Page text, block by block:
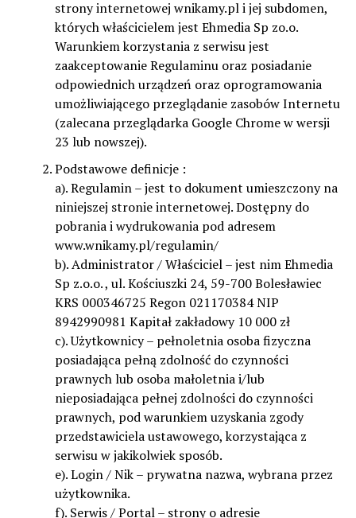
strony internetowej wnikamy.pl i jej subdomen,
których właścicielem jest Ehmedia Sp zo.o.
Warunkiem korzystania z serwisu jest
zaakceptowanie Regulaminu oraz posiadanie
odpowiednich urządzeń oraz oprogramowania
umożliwiającego przeglądanie zasobów Internetu
(zalecana przeglądarka Google Chrome w wersji
23 lub nowszej).
Podstawowe definicje :
a). Regulamin – jest to dokument umieszczony na
niniejszej stronie internetowej. Dostępny do
pobrania i wydrukowania pod adresem
www.wnikamy.pl/regulamin/
b). Administrator / Właściciel – jest nim Ehmedia
Sp z.o.o. , ul. Kościuszki 24, 59-700 Bolesławiec
KRS 000346725 Regon 021170384 NIP
8942990981 Kapitał zakładowy 10 000 zł
c). Użytkownicy – pełnoletnia osoba fizyczna
posiadająca pełną zdolność do czynności
prawnych lub osoba małoletnia i/lub
nieposiadająca pełnej zdolności do czynności
prawnych, pod warunkiem uzyskania zgody
przedstawiciela ustawowego, korzystająca z
serwisu w jakikolwiek sposób.
e). Login / Nik – prywatna nazwa, wybrana przez
użytkownika.
f). Serwis / Portal – strony o adresie